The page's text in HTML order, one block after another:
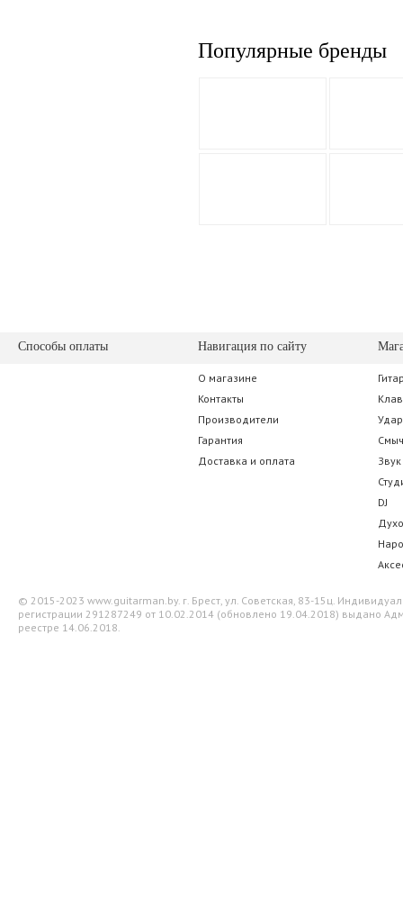
Популярные бренды
Способы оплаты Навигация по сайту
О магазине
Контакты
Производители
Гарантия
Доставка и оплата
Звук
DJ
© 2015-2023 www.guitarman.by. г. Брест, ул. Советская, 83-15ц.
регистрации 291287249 от 10.02.2014 (обновлено 19.04.2018) выдано
реестре 14.06.2018.